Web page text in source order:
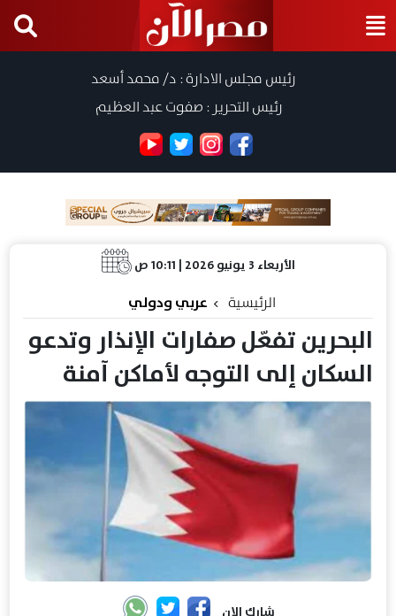
رئيس مجلس الادارة : د/ محمد أسعد
رئيس التحرير : صفوت عبد العظيم
الأربعاء 3 يونيو 2026 | 10:11 ص
الرئيسية عربي ودولي
البحرين تفعّل صفارات الإنذار وتدعو
السكان إلى التوجه لأماكن آمنة
شارك الان